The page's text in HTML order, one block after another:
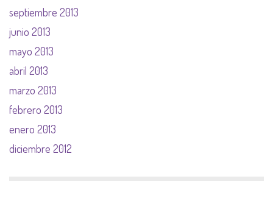
septiembre 2013
junio 2013
mayo 2013
abril 2013
marzo 2013
febrero 2013
enero 2013
diciembre 2012